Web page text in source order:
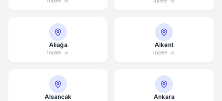
Aliağa
İncele
Alkent
İncele
Alsancak Ankara